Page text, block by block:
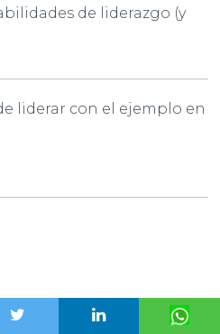
de liderazgo (y
liderar con el ejemplo en
Garcia 10 Años Ago